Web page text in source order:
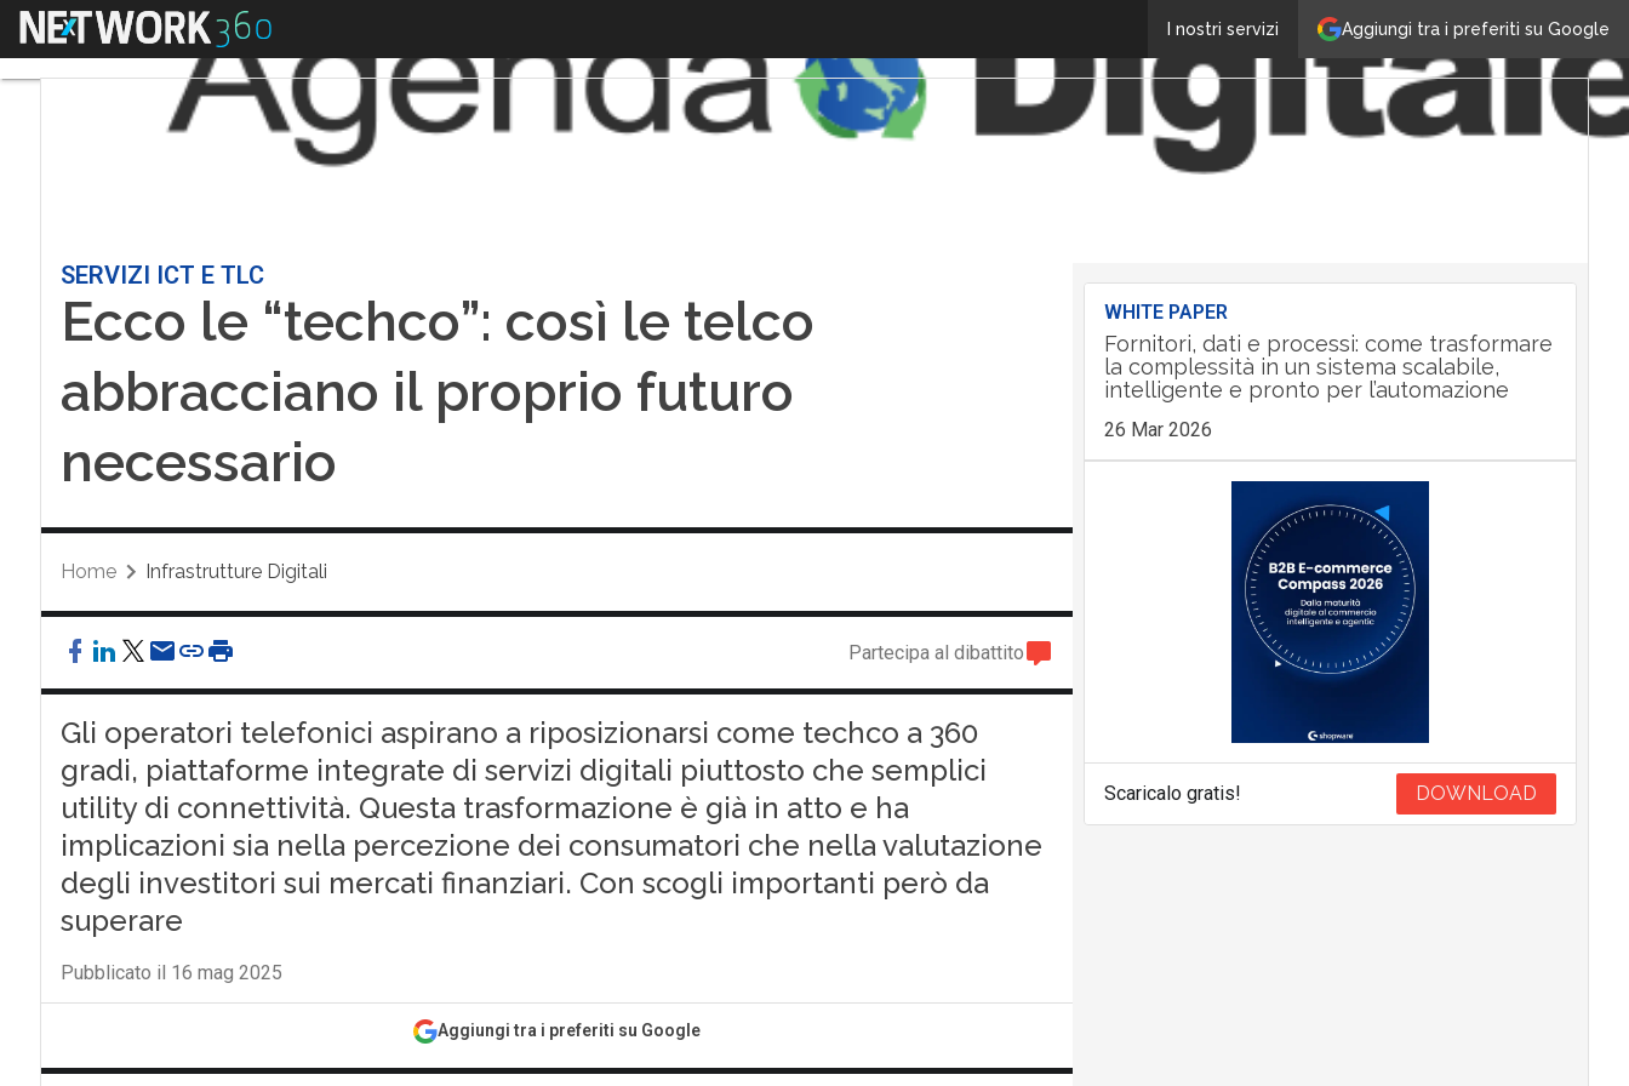
Aggiungi tra i preferiti su Google
I nostri servizi
Menu
SERVIZI ICT E TLC
Ecco le “techco”: così le telco
abbracciano il proprio futuro
necessario
Home Infrastrutture Digitali
Partecipa al dibattito
Gli operatori telefonici aspirano a riposizionarsi come techco a 360
gradi, piattaforme integrate di servizi digitali piuttosto che semplici
utility di connettività. Questa trasformazione è già in atto e ha
implicazioni sia nella percezione dei consumatori che nella valutazione
degli investitori sui mercati finanziari. Con scogli importanti però da
superare
Pubblicato il 16 mag 2025
Aggiungi tra i preferiti su Google
WHITE PAPER
Fornitori, dati e processi: come trasformare
la complessità in un sistema scalabile,
intelligente e pronto per l’automazione
26 Mar 2026
Scaricalo gratis! DOWNLOAD